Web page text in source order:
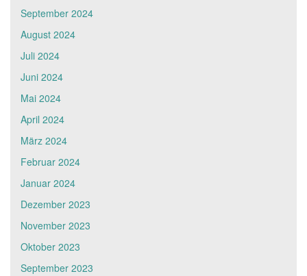
September 2024
August 2024
Juli 2024
Juni 2024
Mai 2024
April 2024
März 2024
Februar 2024
Januar 2024
Dezember 2023
November 2023
Oktober 2023
September 2023